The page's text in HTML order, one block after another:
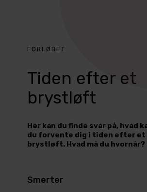
FORLØBET
Tiden efter et
brystløft
Her kan du finde svar på, hvad
du forvente dig i tiden efter et
brystløft. Hvad må du hvornår?
Smerter